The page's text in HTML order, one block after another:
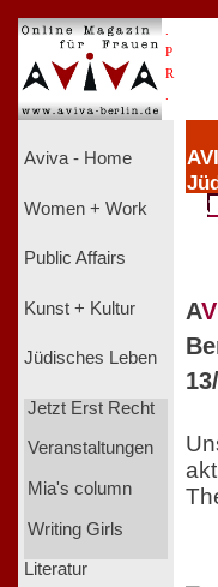
P
R
Aviva - Home
Women + Work
Public Affairs
Kunst + Kultur
Jüdisches Leben
Jetzt Erst Recht
Veranstaltungen
Mia's column
Writing Girls
Literatur
>
AV